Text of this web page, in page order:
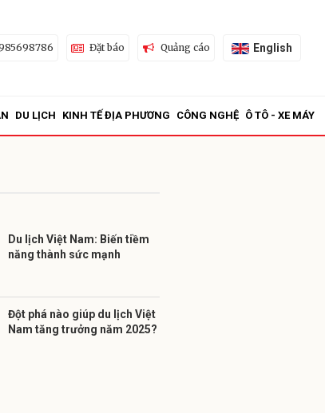
Đặt báo Quảng cáo English
DU LỊCH KINH TẾ ĐỊA PHƯƠNG CÔNG NGHỆ Ô TÔ - XE MÁY
Du lịch Việt Nam: Biến tiềm
năng thành sức mạnh
Đột phá nào giúp du lịch Việt
Nam tăng trưởng năm 2025?